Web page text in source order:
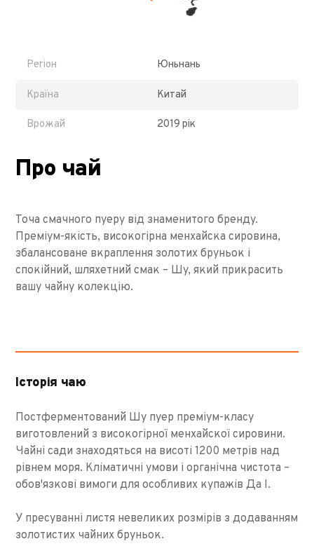
Регіон Юньнань
Країна Китай
Врожай 2019 рік
Про чай
Точа смачного пуеру від знаменитого бренду.
Преміум-якість, високогірна менхайска сировина,
збалансоване вкраплення золотих бруньок і
спокійний, шляхетний смак – Шу, який прикрасить
вашу чайну колекцію.
Історія чаю
Постферментований Шу пуер преміум-класу
виготовлений з високогірної менхайскої сировини.
Чайні сади знаходяться на висоті 1200 метрів над
рівнем моря. Кліматичні умови і органічна чистота –
обов'язкові вимоги для особливих купажів Да І.
У пресуванні листя невеликих розмірів з додаванням
золотистих чайних бруньок.